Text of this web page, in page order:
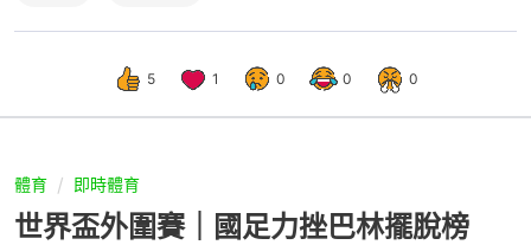
5 1 0 0 0
體育 即時體育
世界盃外圍賽｜國足力挫巴林擺脫榜